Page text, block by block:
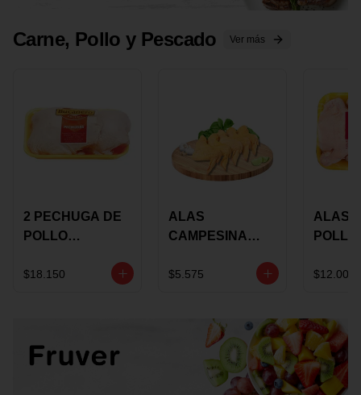
Carne, Pollo y Pescado Ver más
2 PECHUGA DE
POLLO
MARINADA X
$18.150
ALAS
CAMPESINA
COSTILLAR A
$5.575
ALAS
POLLO
$12.000